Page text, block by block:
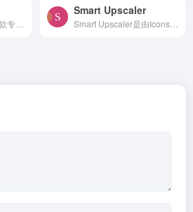
Smart Upscaler